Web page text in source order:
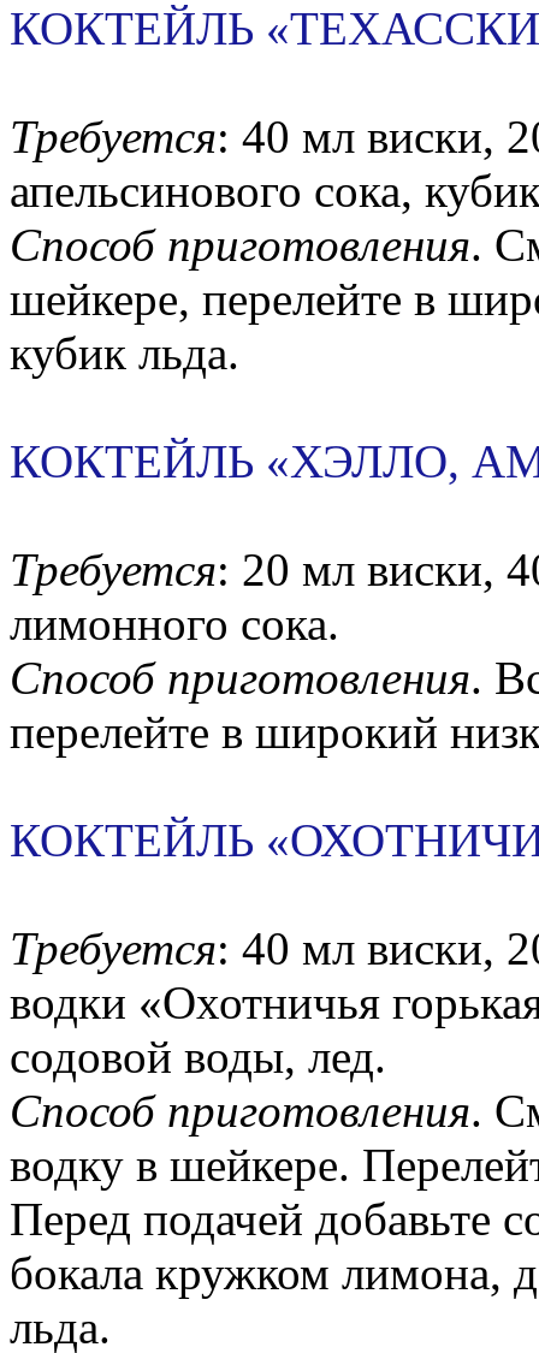
КОКТЕЙЛЬ
Требуется: 40 мл виски,
апельсинового сока,
Способ приготовления.
шейкере, перелейте в
кубик льда.
КОКТЕЙЛЬ «ХЭЛЛО,
Требуется: 20 мл виски,
лимонного сока.
Способ приготовления.
перелейте в широкий
КОКТЕЙЛЬ
Требуется: 40 мл виски,
водки «Охотничья
содовой воды, лед.
Способ приготовления.
водку в шейкере.
Перед подачей добавьте
бокала кружком лимона,
льда.